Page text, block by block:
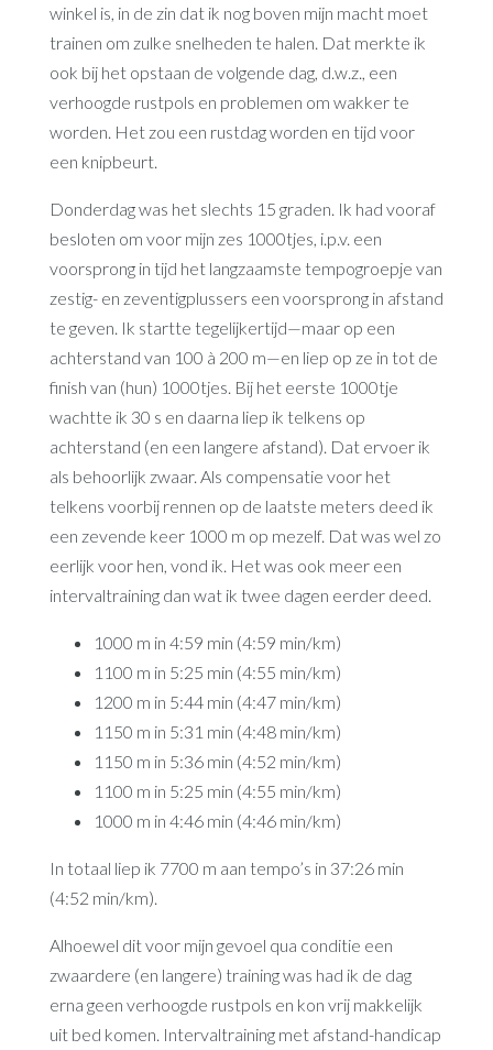
winkel is, in de zin dat ik nog boven mijn macht moet
trainen om zulke snelheden te halen. Dat merkte ik
ook bij het opstaan de volgende dag, d.w.z., een
verhoogde rustpols en problemen om wakker te
worden. Het zou een rustdag worden en tijd voor
een knipbeurt.
Donderdag was het slechts 15 graden. Ik had vooraf
besloten om voor mijn zes 1000tjes, i.p.v. een
voorsprong in tijd het langzaamste tempogroepje van
zestig- en zeventigplussers een voorsprong in afstand
te geven. Ik startte tegelijkertijd—maar op een
achterstand van 100 à 200 m—en liep op ze in tot de
finish van (hun) 1000tjes. Bij het eerste 1000tje
wachtte ik 30 s en daarna liep ik telkens op
achterstand (en een langere afstand). Dat ervoer ik
als behoorlijk zwaar. Als compensatie voor het
telkens voorbij rennen op de laatste meters deed ik
een zevende keer 1000 m op mezelf. Dat was wel zo
eerlijk voor hen, vond ik. Het was ook meer een
intervaltraining dan wat ik twee dagen eerder deed.
1000 m in 4:59 min (4:59 min/km)
1100 m in 5:25 min (4:55 min/km)
1200 m in 5:44 min (4:47 min/km)
1150 m in 5:31 min (4:48 min/km)
1150 m in 5:36 min (4:52 min/km)
1100 m in 5:25 min (4:55 min/km)
1000 m in 4:46 min (4:46 min/km)
In totaal liep ik 7700 m aan tempo’s in 37:26 min
(4:52 min/km).
Alhoewel dit voor mijn gevoel qua conditie een
zwaardere (en langere) training was had ik de dag
erna geen verhoogde rustpols en kon vrij makkelijk
uit bed komen. Intervaltraining met afstand-handicap